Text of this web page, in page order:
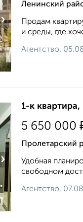
›
Ленинский
Продам
и среды, где
Агентство,
›
1-к
5 650 000
Пролетарский
Удобная
свободном
Агентство,